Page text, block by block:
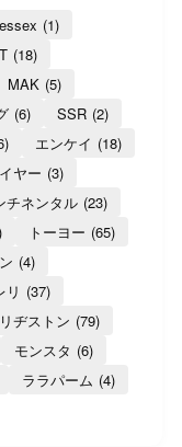
essex (1)
(18)
MAK (5)
(6) SSR (2)
エンケイ (18)
ヤー (3)
チネンタル (23)
トーヨー (65)
(4)
リ (37)
ヂストン (79)
モンスタ (6)
ララパーム (4)